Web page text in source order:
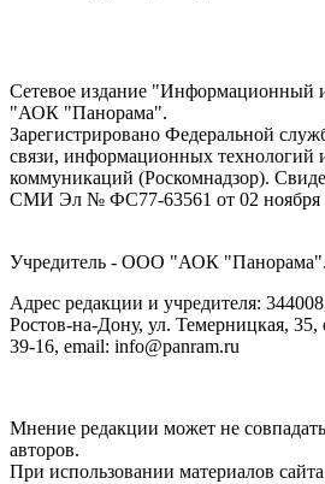
Сетевое издание "Информационный
"АОК "Панорама".
Зарегистрировано Федеральной
связи, информационных технологий
коммуникаций (Роскомнадзор).
СМИ Эл № ФС77-63561 от 02 ноября
Учредитель - ООО "АОК "Панорама".
Адрес редакции и учредителя:
Ростов-на-Дону, ул. Темерницкая,
39-16, email: info@panram.ru
Мнение редакции может не
авторов.
При использовании материалов